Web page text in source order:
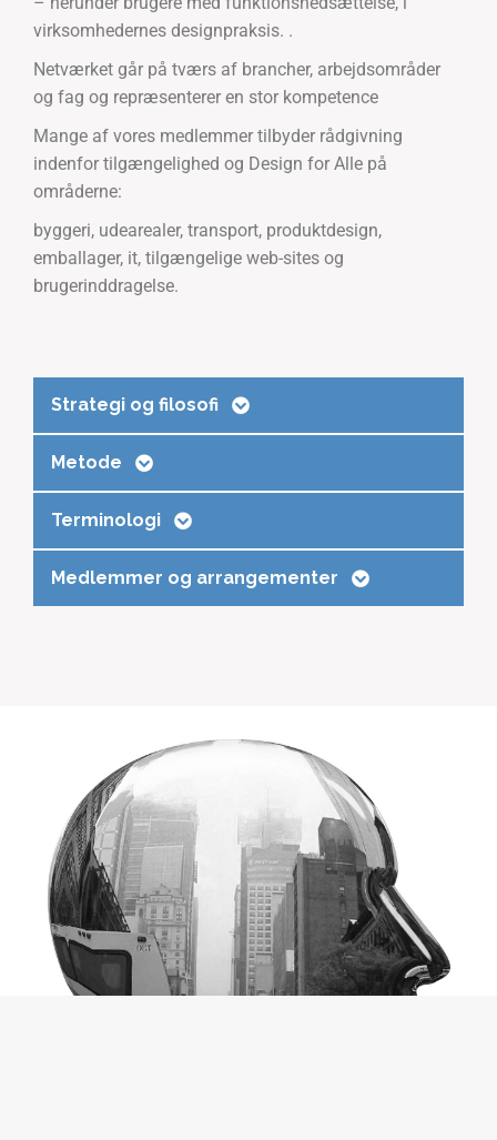
virksomhedernes designpraksis. .
Netværket går på tværs af brancher, arbejdsområder
og fag og repræsenterer en stor kompetence
Mange af vores medlemmer tilbyder rådgivning
indenfor tilgængelighed og Design for Alle på
områderne:
byggeri, udearealer, transport, produktdesign,
emballager, it, tilgængelige web-sites og
brugerinddragelse.
Strategi og filosofi
Metode
Terminologi
Medlemmer og arrangementer